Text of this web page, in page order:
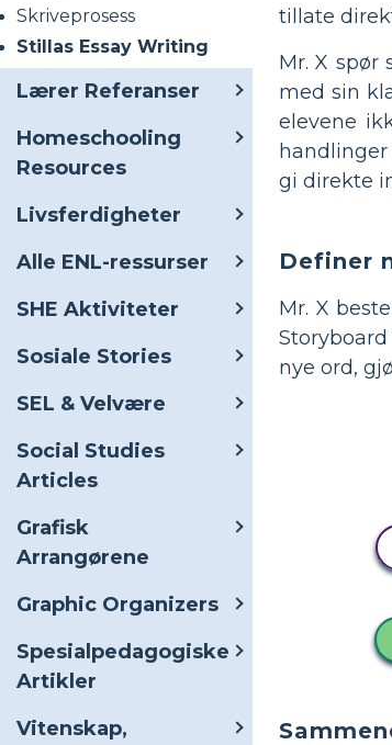
Skriveprosess
Stillas Essay Writing
Lærer Referanser
Homeschooling
Resources
Livsferdigheter
Alle ENL-ressurser
SHE Aktiviteter
Sosiale Stories
SEL & Velvære
Social Studies
Articles
Grafisk
Arrangørene
Graphic Organizers
Spesialpedagogiske
Artikler
Vitenskap,
tillate
Mr. X spør
med sin
elevene
gi direkte
Definer
Mr. X
nye ord,